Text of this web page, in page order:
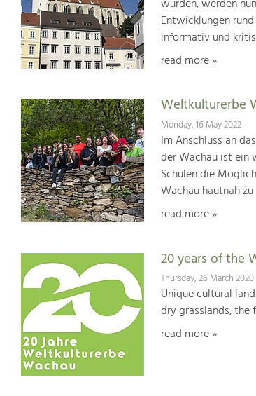
wurden, werden
Entwicklungen
informativ und
read more »
Weltkulturerbe
Monday, 16 May 2022
Im Anschluss an
der Wachau ist ein
Schulen die
Wachau hautnah
read more »
20 years of the
Thursday, 26 March 2020
Unique cultural
dry grasslands, the
read more »